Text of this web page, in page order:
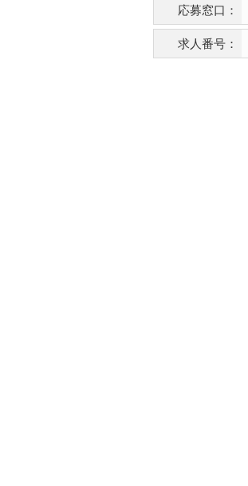
応募窓口：
求人番号：